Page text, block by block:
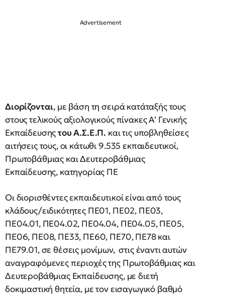
Διορίζονται, με βάση τη σειρά κατάταξής τους
στους τελικούς αξιολογικούς πίνακες Α’ Γενικής
Εκπαίδευσηςτου Α.Σ.Ε.Π. και τις υποβληθείσες
αιτήσεις τους, οι κάτωθι 9.535 εκπαιδευτικοί,
Πρωτοβάθμιας και Δευτεροβάθμιας
Εκπαίδευσης, κατηγορίας ΠΕ
Οι διορισθέντες εκπαιδευτικοί είναι από τους
κλάδους/ειδικότητες ΠΕ01, ΠΕ02, ΠΕ03,
ΠΕ04.01, ΠΕ04.02, ΠΕ04.04, ΠΕ04.05, ΠΕ05,
ΠΕ06, ΠΕ08, ΠΕ33, ΠΕ60, ΠΕ70, ΠΕ78 και
ΠΕ79.01, σε θέσεις μονίμων, στις έναντι αυτών
αναγραφόμενες περιοχές της Πρωτοβάθμιας και
Δευτεροβάθμιας Εκπαίδευσης, με διετή
δοκιμαστική θητεία, με τον εισαγωγικό βαθμό